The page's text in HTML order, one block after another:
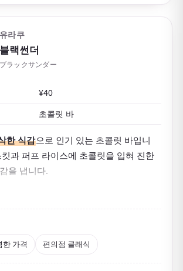
유라쿠
블랙썬더
ブラックサンダー
¥40
초콜릿 바
한 식감으로 인기 있는 초콜릿 바입니
과 퍼프 라이스에 초콜릿을 입혀 진한
을 냅니다.
!'
격에 편의점에서 쉽게 살 수 있는, 인기
초콜릿이며 한정·지역 한정판도 많습니
한 가격 편의점 클래식